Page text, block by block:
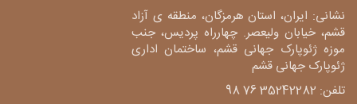
نشانی: ایران، استان هرمزگان، منطقه ی آزاد
قشم، خیابان ولیعصر. چهارراه پردیس، جنب
موزه ژئوپارک جهانی قشم، ساختمان اداری
ژئوپارک جهانی قشم
تلفن: 35242282 76 98